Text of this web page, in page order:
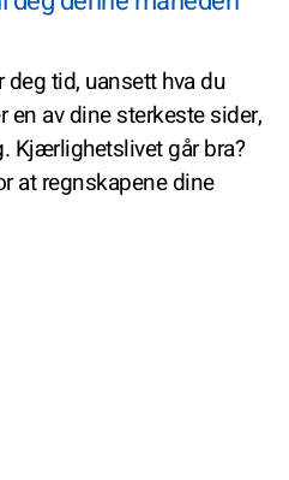
tid, uansett hva du
en av dine sterkeste sider,
Kjærlighetslivet går bra?
at regnskapene dine